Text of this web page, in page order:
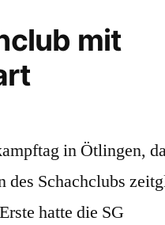
mit
in Ötlingen,
des Schachclubs
hatte die SG